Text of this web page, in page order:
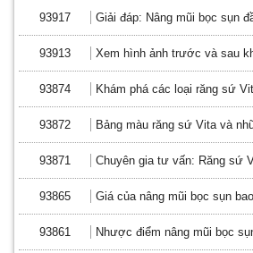
93917 Giải đáp: Nâng mũi bọc sụn
93913 Xem hình ảnh trước và sau
93874 Khám phá các loại răng sứ
93872 Bảng màu răng sứ Vita và
93871 Chuyên gia tư vấn: Răng sứ
93865 Giá của nâng mũi bọc sụn
93861 Nhược điểm nâng mũi bọc